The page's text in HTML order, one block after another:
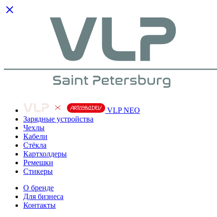
VLP NEO
Зарядные устройства
Чехлы
Кабели
Cтёкла
Картхолдеры
Ремешки
Стикеры
О бренде
Для бизнеса
Контакты